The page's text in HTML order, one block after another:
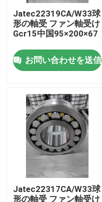
工場見学
品質管理
お問い合わせ
ニュース
ケース
産業軸受
Jatec22319CA/W33球
形の軸受 ファン軸受け
Gcr15中国95×200×67
お問い合わせを送信
Jatec22317CA/W33球
形の軸受 ファン軸受け